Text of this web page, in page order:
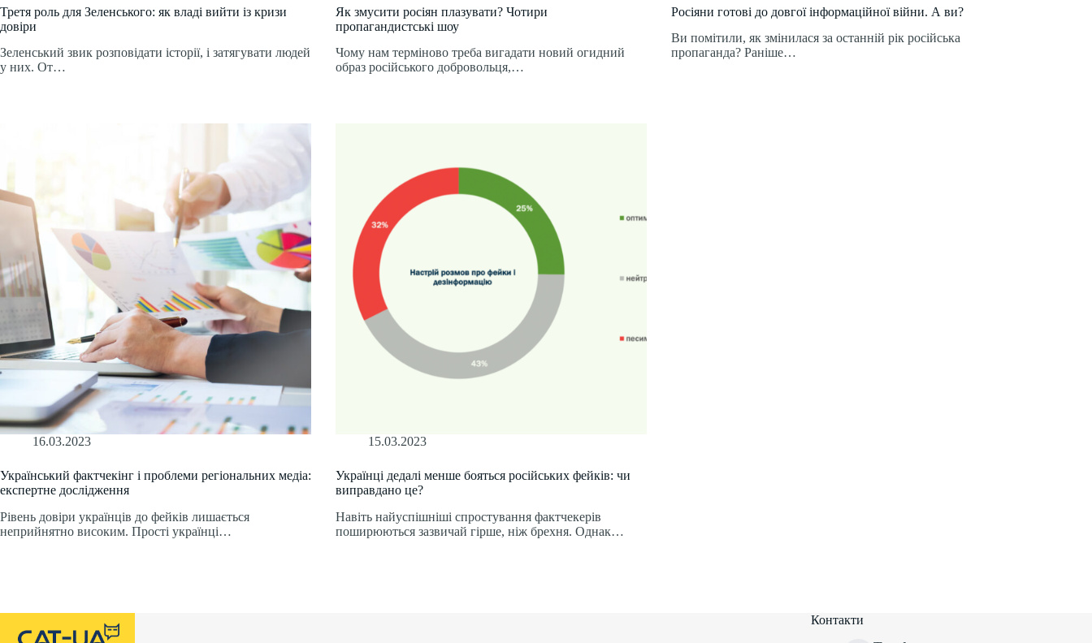
Третя роль для Зеленського: як владі вийти із кризи
довіри
Зеленський звик розповідати історії, і затягувати людей
у них. От…
Як змусити росіян плазувати? Чотири
пропагандистські шоу
Чому нам терміново треба вигадати новий огидний
образ російського добровольця,…
Росіяни готові до довгої інформаційної війни. А ви?
Ви помітили, як змінилася за останній рік російська
пропаганда? Раніше…
16.03.2023
Український фактчекінг і проблеми регіональних медіа:
експертне дослідження
Рівень довіри українців до фейків лишається
неприйнятно високим. Прості українці…
15.03.2023
Українці дедалі менше бояться російських фейків: чи
виправдано це?
Навіть найуспішніші спростування фактчекерів
поширюються зазвичай гірше, ніж брехня. Однак…
Контакти